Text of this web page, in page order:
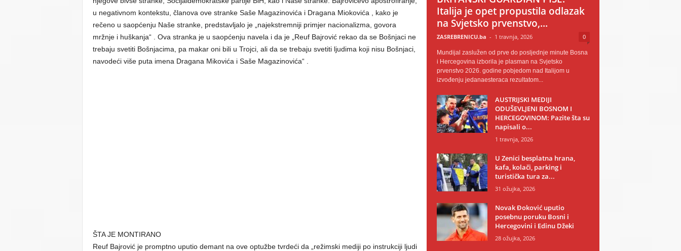
u negativnom kontekstu, članova ove stranke Saše Magazinovića i Dragana Miokovića , kako je
rečeno u saopćenju Naše stranke, predstavljalo je „najekstremniji primjer nacionalizma, govora
mržnje i huškanja“ . Ova stranka je u saopćenju navela i da je „Reuf Bajrović rekao da se Bošnjaci ne
trebaju svetiti Bošnjacima, pa makar oni bili u Trojci, ali da se trebaju svetiti ljudima koji nisu Bošnjaci,
navodeći više puta imena Dragana Mikovića i Saše Magazinovića“ .
ŠTA JE MONTIRANO
Reuf Bajrović je promptno uputio demant na ove optužbe tvrdeći da „režimski mediji po instrukciji ljudi
Italija je opet propustila odlazak
na Svjetsko prvenstvo,...
ZASREBRENICU.ba - 1 travnja, 2026 0
Mundijal zaslužen od prve do posljednje minute Bosna
i Hercegovina izborila je plasman na Svjetsko
prvenstvo 2026. godine pobjedom nad Italijom u
izvođenju jedanaesteraca rezultatom...
AUSTRIJSKI MEDIJI
ODUŠEVLJENI BOSNOM I
HERCEGOVINOM: Pazite šta su
napisali o...
1 travnja, 2026
U Zenici besplatna hrana,
kafa, kolači, parking i
turistička tura za...
31 ožujka, 2026
Novak Đoković uputio
posebnu poruku Bosni i
Hercegovini i Edinu Džeki
28 ožujka, 2026